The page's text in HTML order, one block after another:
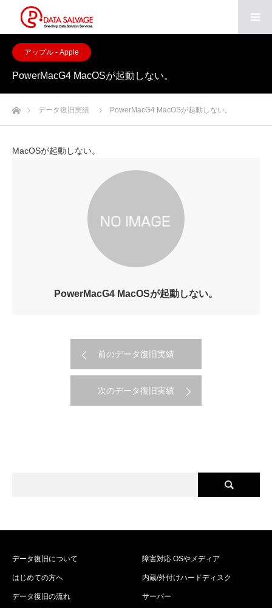
アップル - Apple
PowerMacG4 MacOSが起動しない。
ホームデータ復旧実績 PowerMacG4 MacOSが起動しない。
MacOSが起動しない。
PowerMacG4 MacOSが起動しない。
前のデータ復旧実績
次のデータ復旧実績
データ復旧について
はじめての方へ
データ復旧の流れ
障害対応 OSやメディア
内蔵/外付けハードディスク
サーバー